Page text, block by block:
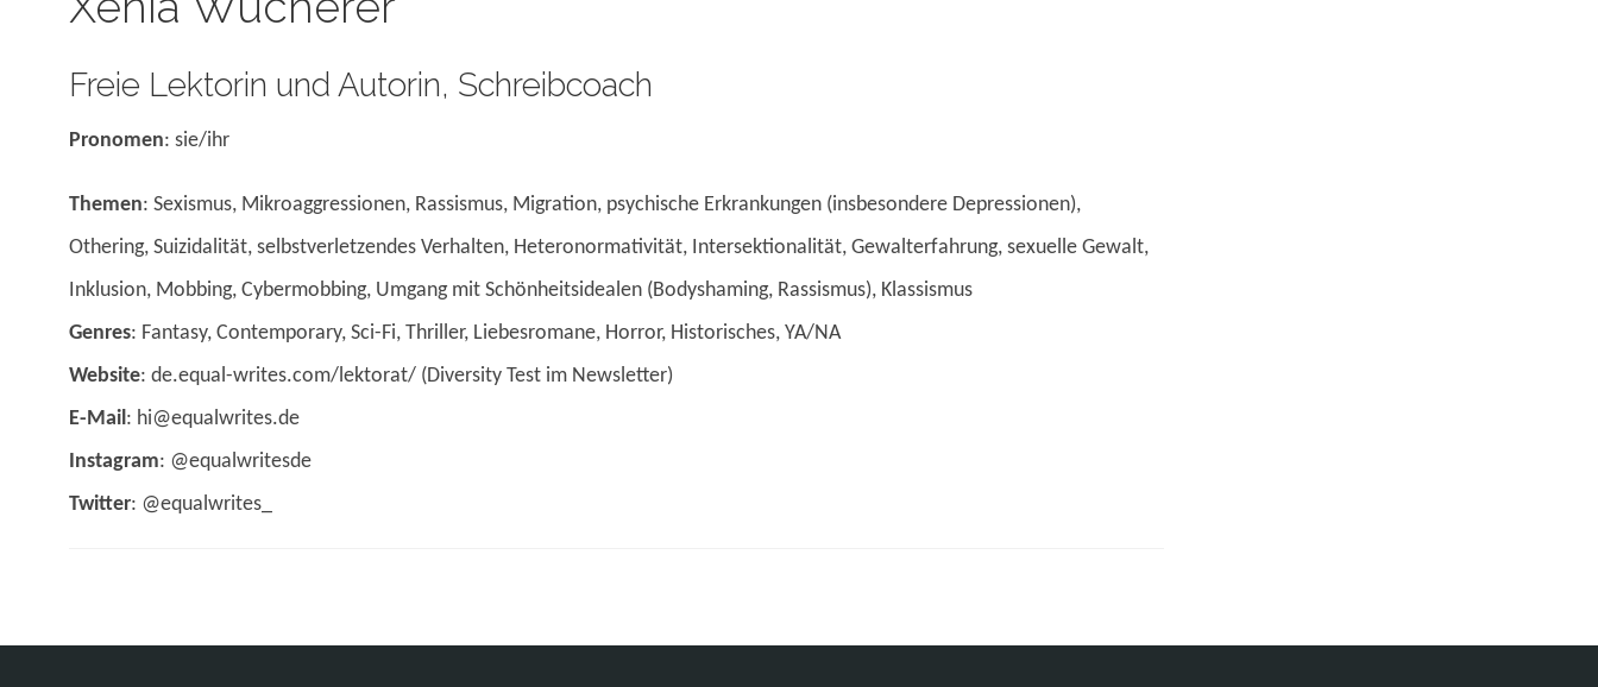
Freie Lektorin und Autorin, Schreibcoach
Pronomen: sie/ihr
Themen: Sexismus, Mikroaggressionen, Rassismus, Migration, psychische Erkrankungen (insbesondere Depressionen),
Othering, Suizidalität, selbstverletzendes Verhalten, Heteronormativität, Intersektionalität, Gewalterfahrung, sexuelle Gewalt,
Inklusion, Mobbing, Cybermobbing, Umgang mit Schönheitsidealen (Bodyshaming, Rassismus), Klassismus
Genres: Fantasy, Contemporary, Sci-Fi, Thriller, Liebesromane, Horror, Historisches, YA/NA
Website: de.equal-writes.com/lektorat/ (Diversity Test im Newsletter)
E-Mail: hi@equalwrites.de
Instagram: @equalwritesde
Twitter: @equalwrites_